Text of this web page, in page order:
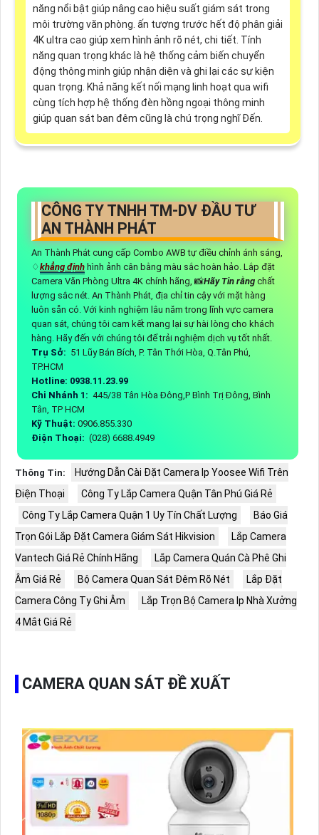
năng nổi bật giúp nâng cao hiệu suất giám sát trong
môi trường văn phòng. ấn tượng trước hết độ phân giải
4K ultra cao giúp xem hình ảnh rõ nét, chi tiết. Tính
năng quan trọng khác là hệ thống cảm biến chuyển
động thông minh giúp nhận diện và ghi lại các sự kiện
quan trọng. Khả năng kết nối mạng linh hoạt qua wifi
cùng tích hợp hệ thống đèn hồng ngoại thông minh
giúp quan sát ban đêm cũng là chú trọng nghĩ Đến.
CÔNG TY TNHH TM-DV ĐẦU TƯ
AN THÀNH PHÁT
An Thành Phát cung cấp Combo AWB tự điều chỉnh ánh sáng,
♢khẳng địnhhình ảnh cân bằng màu sắc hoàn hảo. Lắp đặt
Camera Văn Phòng Ultra 4K chính hãng, 📸Hãy Tin rằngchất
lượng sắc nét. An Thành Phát, địa chỉ tin cậy với mặt hàng
luôn sẵn có. Với kinh nghiệm lâu năm trong lĩnh vực camera
quan sát, chúng tôi cam kết mang lại sự hài lòng cho khách
hàng. Hãy đến với chúng tôi để trải nghiệm dịch vụ tốt nhất.
Trụ Sở: 51 Lũy Bán Bích, P. Tân Thới Hòa, Q.Tân Phú,
TP.HCM
Hotline: 0938.11.23.99
Chi Nhánh 1: 445/38 Tân Hòa Đông,P Bình Trị Đông, Bình
Tân, TP HCM
Kỹ Thuật: 0906.855.330
Điện Thoại: (028) 6688.4949
Thông Tin:
Hướng Dẫn Cài Đặt Camera Ip Yoosee Wifi Trên
Điện Thoại
Công Ty Lắp Camera Quận Tân Phú Giá Rẻ
Công Ty Lắp Camera Quận 1 Uy Tín Chất Lượng
Báo Giá
Trọn Gói Lắp Đặt Camera Giám Sát Hikvision
Lắp Camera
Vantech Giá Rẻ Chính Hãng
Lắp Camera Quán Cà Phê Ghi
Âm Giá Rẻ
Bộ Camera Quan Sát Đêm Rõ Nét
Lắp Đặt
Camera Công Ty Ghi Âm
Lắp Trọn Bộ Camera Ip Nhà Xưởng
4 Mắt Giá Rẻ
CAMERA QUAN SÁT ĐỀ XUẤT